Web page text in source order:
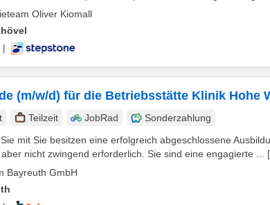
Oliver Kiomall
(m/w/d) für die Betriebsstätte Klinik Hohe
Teilzeit JobRad
Sonderzahlung
Sie mit Sie besitzen eine erfolgreich abgeschlossene
nicht zwingend erforderlich. Sie sind eine engagierte ...
[
Bayreuth GmbH